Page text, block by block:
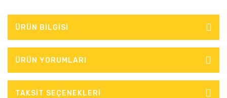
ÜRÜN BİLGİSİ
ÜRÜN YORUMLARI
TAKSİT SEÇENEKLERİ